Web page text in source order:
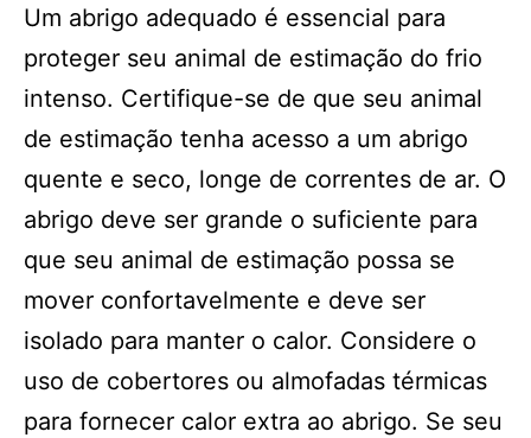
Um abrigo adequado é essencial para
proteger seu animal de estimação do frio
intenso. Certifique-se de que seu animal
de estimação tenha acesso a um abrigo
quente e seco, longe de correntes de ar. O
abrigo deve ser grande o suficiente para
que seu animal de estimação possa se
mover confortavelmente e deve ser
isolado para manter o calor. Considere o
uso de cobertores ou almofadas térmicas
para fornecer calor extra ao abrigo. Se seu